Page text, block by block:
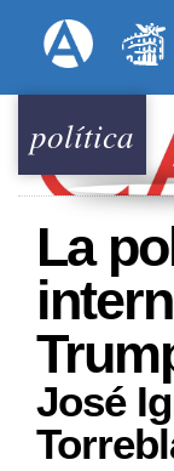
Menú
política
La
José